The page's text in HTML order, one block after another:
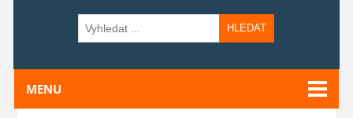
HLEDAT
MENU